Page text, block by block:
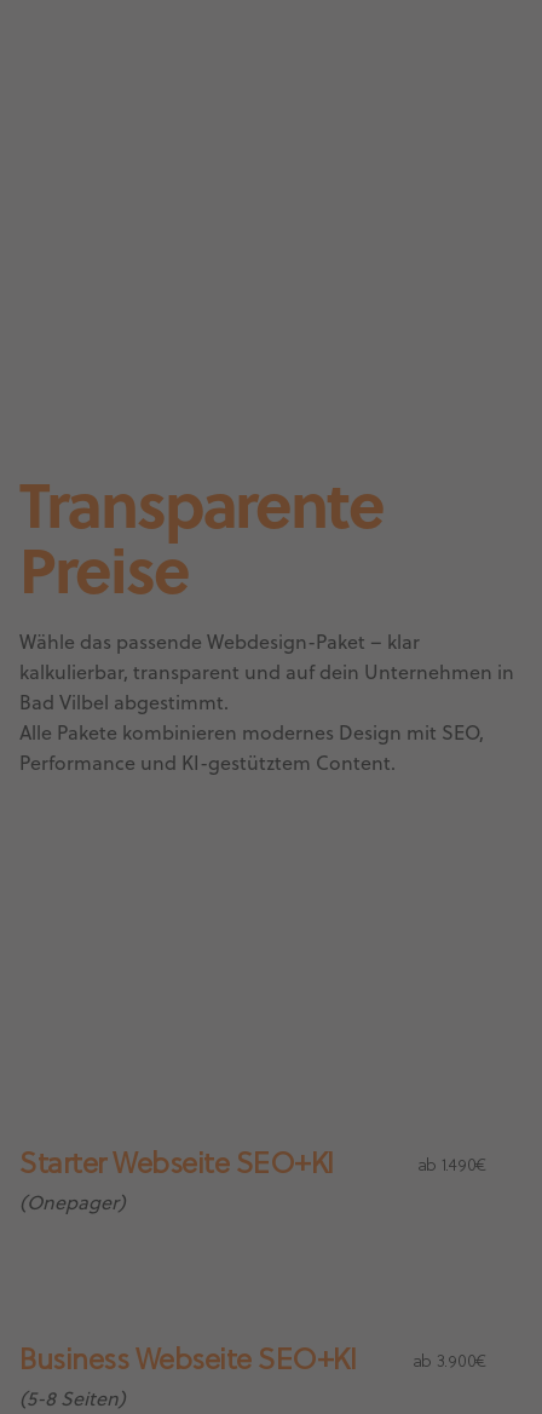
Transparente
Preise
Wähle das passende Webdesign-Paket – klar
kalkulierbar, transparent und auf dein Unternehmen in
Bad Vilbel abgestimmt.
Alle Pakete kombinieren modernes Design mit SEO,
Performance und KI-gestütztem Content.
Starter Webseite SEO+KI ab 1.490€
(Onepager)
Business Webseite SEO+KI ab 3.900€
(5-8 Seiten)